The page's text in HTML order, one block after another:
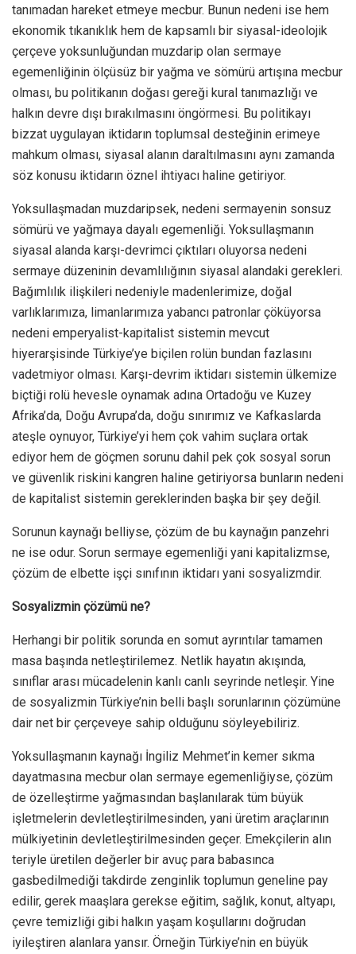
tanımadan hareket etmeye mecbur. Bunun nedeni ise hem
ekonomik tıkanıklık hem de kapsamlı bir siyasal-ideolojik
çerçeve yoksunluğundan muzdarip olan sermaye
egemenliğinin ölçüsüz bir yağma ve sömürü artışına mecbur
olması, bu politikanın doğası gereği kural tanımazlığı ve
halkın devre dışı bırakılmasını öngörmesi. Bu politikayı
bizzat uygulayan iktidarın toplumsal desteğinin erimeye
mahkum olması, siyasal alanın daraltılmasını aynı zamanda
söz konusu iktidarın öznel ihtiyacı haline getiriyor.
Yoksullaşmadan muzdaripsek, nedeni sermayenin sonsuz
sömürü ve yağmaya dayalı egemenliği. Yoksullaşmanın
siyasal alanda karşı-devrimci çıktıları oluyorsa nedeni
sermaye düzeninin devamlılığının siyasal alandaki gerekleri.
Bağımlılık ilişkileri nedeniyle madenlerimize, doğal
varlıklarımıza, limanlarımıza yabancı patronlar çöküyorsa
nedeni emperyalist-kapitalist sistemin mevcut
hiyerarşisinde Türkiye’ye biçilen rolün bundan fazlasını
vadetmiyor olması. Karşı-devrim iktidarı sistemin ülkemize
biçtiği rolü hevesle oynamak adına Ortadoğu ve Kuzey
Afrika’da, Doğu Avrupa’da, doğu sınırımız ve Kafkaslarda
ateşle oynuyor, Türkiye’yi hem çok vahim suçlara ortak
ediyor hem de göçmen sorunu dahil pek çok sosyal sorun
ve güvenlik riskini kangren haline getiriyorsa bunların nedeni
de kapitalist sistemin gereklerinden başka bir şey değil.
Sorunun kaynağı belliyse, çözüm de bu kaynağın panzehri
ne ise odur. Sorun sermaye egemenliği yani kapitalizmse,
çözüm de elbette işçi sınıfının iktidarı yani sosyalizmdir.
Sosyalizmin çözümü ne?
Herhangi bir politik sorunda en somut ayrıntılar tamamen
masa başında netleştirilemez. Netlik hayatın akışında,
sınıflar arası mücadelenin kanlı canlı seyrinde netleşir. Yine
de sosyalizmin Türkiye’nin belli başlı sorunlarının çözümüne
dair net bir çerçeveye sahip olduğunu söyleyebiliriz.
Yoksullaşmanın kaynağı İngiliz Mehmet’in kemer sıkma
dayatmasına mecbur olan sermaye egemenliğiyse, çözüm
de özelleştirme yağmasından başlanılarak tüm büyük
işletmelerin devletleştirilmesinden, yani üretim araçlarının
mülkiyetinin devletleştirilmesinden geçer. Emekçilerin alın
teriyle üretilen değerler bir avuç para babasınca
gasbedilmediği takdirde zenginlik toplumun geneline pay
edilir, gerek maaşlara gerekse eğitim, sağlık, konut, altyapı,
çevre temizliği gibi halkın yaşam koşullarını doğrudan
iyileştiren alanlara yansır. Örneğin Türkiye’nin en büyük